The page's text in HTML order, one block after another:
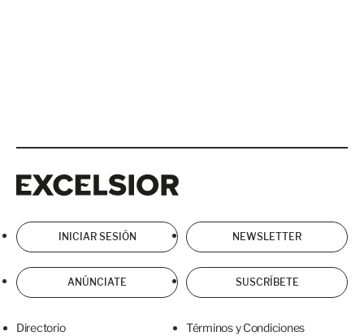
INICIAR SESIÓN NEWSLETTER
ANÚNCIATE SUSCRÍBETE
Directorio Términos y Condiciones